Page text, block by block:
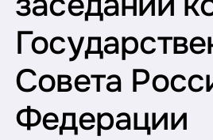
Совета
Федерации